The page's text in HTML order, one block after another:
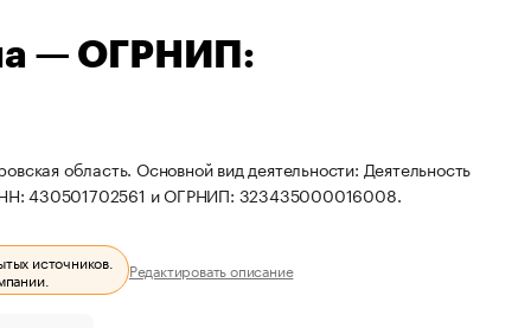
— ОГРНИП:
область. Основной вид деятельности: Деятельность
ИНН: 430501702561 и ОГРНИП: 323435000016008.
источников.
Редактировать описание